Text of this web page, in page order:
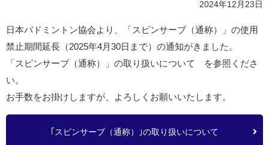
2024年12月23日
日本バドミントン協会より、「スピンサーブ（通称）」の使用
禁止期間延長（2025年4月30日まで）の通知がきました。
「スピンサーブ（通称）」の取り扱いについて を参照くださ
い。
お手数をお掛けしますが、よろしくお願いいたします。
｢スピンサーブ（通称）｣の取り扱いについて